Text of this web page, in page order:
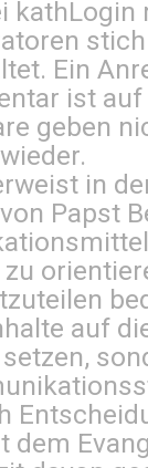
kathLogin
Ein
ist
geben
in
Papst
auf
dem